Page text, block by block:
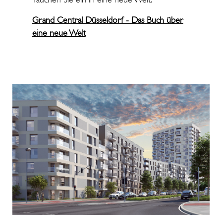
Grand Central Düsseldorf - Das Buch über
eine neue Welt